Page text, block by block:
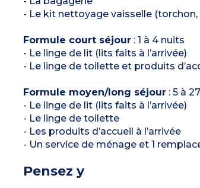
- Le kit nettoyage vaisselle
Formule court séjour: 1 à 4 nuits
- Le linge de lit (lits faits à l’arrivée)
- Le linge de toilette et produits
Formule moyen/long séjour: 5 à
- Le linge de lit (lits faits à l’arrivée)
- Le linge de toilette
- Les produits d’accueil à l’arrivée
- Un service de ménage et 1
Pensez y